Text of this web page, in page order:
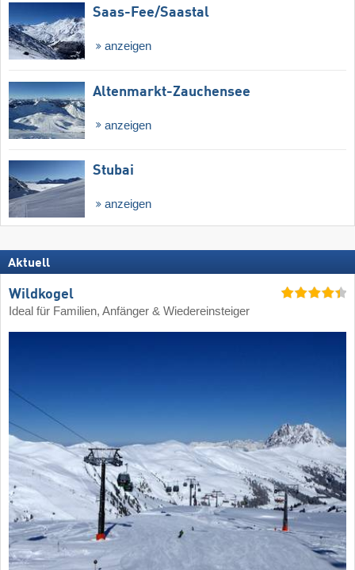
Saas-Fee/​Saastal
anzeigen
Altenmarkt-Zauchensee
anzeigen
Stubai
anzeigen
Aktuell
Wildkogel
Ideal für Familien, Anfänger & Wiedereinsteiger